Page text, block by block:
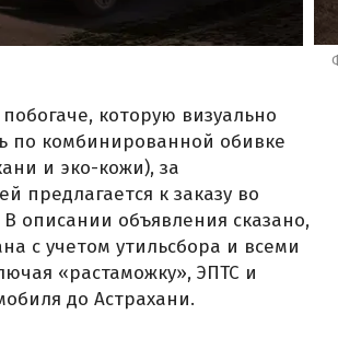
которую визуально
по комбинированной обивке
и эко-кожи), за
предлагается к заказу во
В описании объявления сказано,
с учетом утильсбора и всеми
«растаможку», ЭПТС и
до Астрахани.